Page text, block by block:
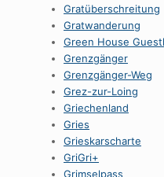
Gratüberschreitung
Gratwanderung
Green House
Grenzgänger
Grenzgänger-Weg
Grez-zur-Loing
Griechenland
Gries
Grieskarscharte
GriGri+
Grimselpass